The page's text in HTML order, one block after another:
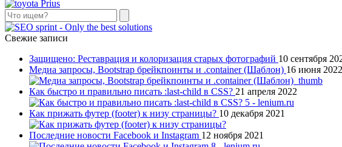
Поиск
Свежие записи
Защищено: Реставрация и колоризация старых фотографий 10 сентября
Медиа запросы, Bootstrap брейкпоинты и .container (Шаблон) 16 июня 2022
Как быстро и правильно писать :last-child в CSS? 21 апреля 2022
Как прижать футер (footer) к низу страницы? 10 декабря 2021
Последние новости Facebook и Instagram 12 ноября 2021